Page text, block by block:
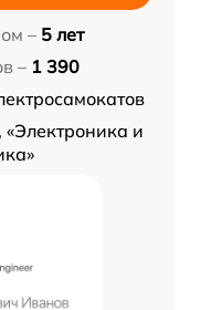
– 5 лет
– 1 390
и